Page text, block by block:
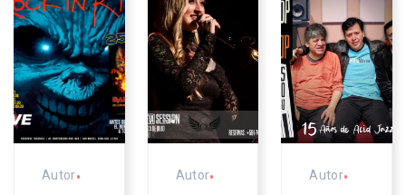
Autor• Autor• Autor•